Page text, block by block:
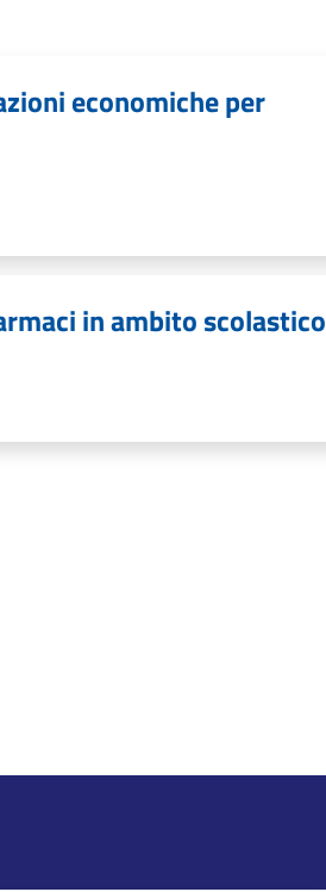
economiche per
in ambito scolastico